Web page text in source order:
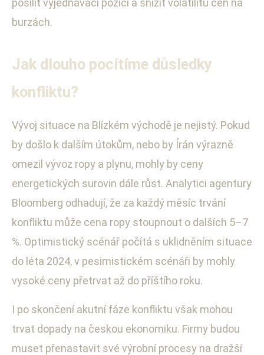
posílit vyjednávací pozici a snížit volatilitu cen na
burzách.
Jak dlouho pocítíme důsledky
konfliktu?
Vývoj situace na Blízkém východě je nejistý. Pokud
by došlo k dalším útokům, nebo by Írán výrazně
omezil vývoz ropy a plynu, mohly by ceny
energetických surovin dále růst. Analytici agentury
Bloomberg odhadují, že za každý měsíc trvání
konfliktu může cena ropy stoupnout o dalších 5–7
%. Optimistický scénář počítá s uklidněním situace
do léta 2024, v pesimistickém scénáři by mohly
vysoké ceny přetrvat až do příštího roku.
I po skončení akutní fáze konfliktu však mohou
trvat dopady na českou ekonomiku. Firmy budou
muset přenastavit své výrobní procesy na dražší